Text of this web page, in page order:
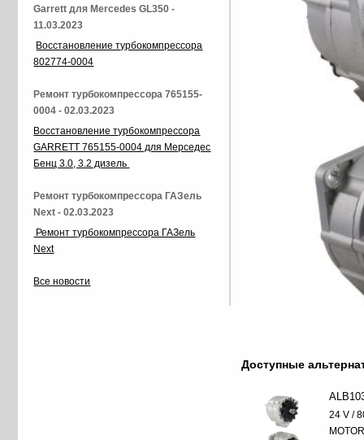
Доступные
24 V /
Garrett для Mercedes GL350 -
11.03.2023
Восстановление турбокомпрессора
802774-0004
Ремонт турбокомпрессора 765155-
0004 - 02.03.2023
Восстановление турбокомпрессора
GARRETT 765155-0004 для Мерседес
Бенц 3.0, 3.2 дизель
Ремонт турбокомпрессора ГАЗель
Next - 02.03.2023
Ремонт турбокомпрессора ГАЗель
Next
Все новости